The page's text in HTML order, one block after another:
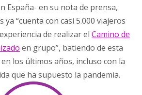
España- en su nota de prensa,
ya “cuenta con casi 5.000 viajeros
de realizar el Camino de
en grupo”, batiendo de esta
los últimos años, incluso con la
que ha supuesto la pandemia.